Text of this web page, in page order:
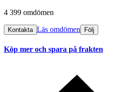
4 399 omdömen
Kontakta Läs omdömen Följ
Köp mer och spara på frakten